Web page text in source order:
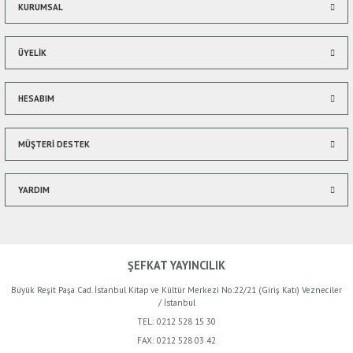
Bu ürüne benzer farklı alternatifler olmalı.
KURUMSAL
ÜYELİK
HESABIM
MÜŞTERİ DESTEK
YARDIM
ŞEFKAT YAYINCILIK
Büyük Reşit Paşa Cad. İstanbul Kitap ve Kültür Merkezi No:22/21 (Giriş Katı) Vezneciler
/ İstanbul
TEL: 0212 528 15 30
FAX: 0212 528 03 42